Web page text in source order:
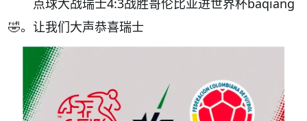
点球大战瑞士4:3战胜哥伦比亚进世界杯baqiang
🤣。让我们大声恭喜瑞士